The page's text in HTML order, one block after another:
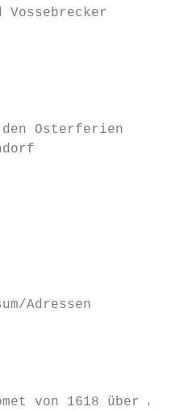
Vossebrecker
Seite
Seite
Osterferien
Seite
Seite
Adressen
von 1618 über